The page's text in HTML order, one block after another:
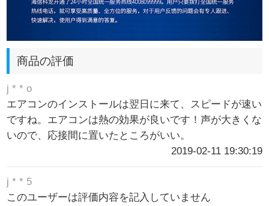
商品の評価
j * * o
エアコンのインストールは翌日に来て、スピードが速い
ですね。エアコンは熱の効果が良いです！声が大きくな
いので、応接間に置いたところがいい。
2019-02-11 19:30:19
j * * 5
このユーザーは評価内容を記入していません